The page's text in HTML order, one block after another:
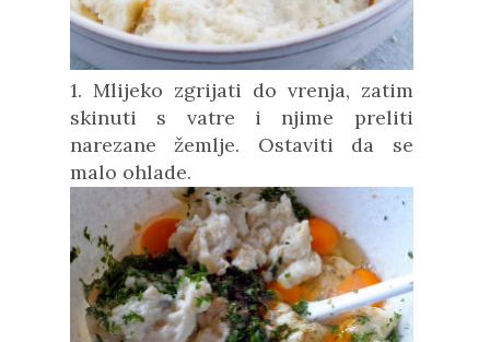
1. Mlijeko zgrijati do vrenja, zatim
skinuti s vatre i njime preliti
narezane žemlje. Ostaviti da se
malo ohlade.